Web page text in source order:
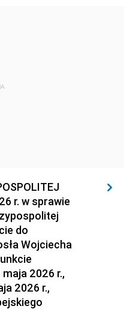
r. w sprawie
do
Wojciecha
2026 r.,
2026 r.,